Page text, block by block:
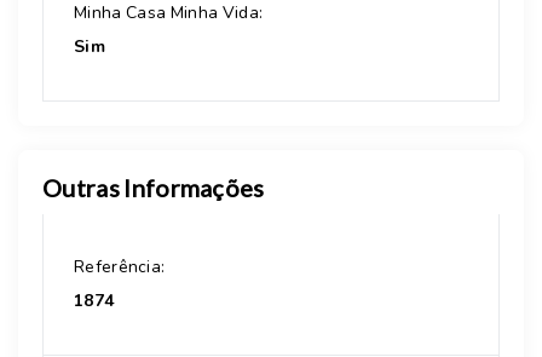
Minha Casa Minha Vida:
Sim
Outras Informações
Referência:
1874